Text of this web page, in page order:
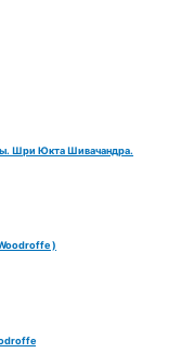
Шри Юкта Шивачандра.
)